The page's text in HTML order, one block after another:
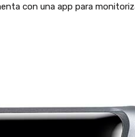
con una app para